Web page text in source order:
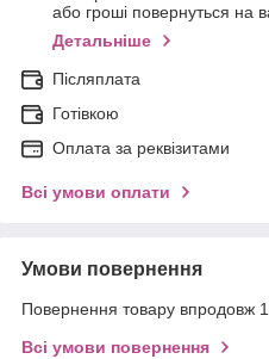
або гроші повернуться на
Детальніше
Післяплата
Готівкою
Оплата за реквізитами
Всі умови оплати
Умови повернення
Повернення товару впродовж
Всі умови повернення